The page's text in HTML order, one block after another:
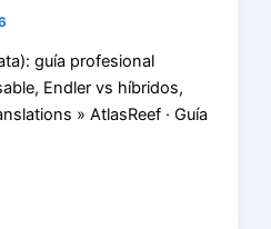
guía profesional
Endler vs híbridos,
» AtlasReef · Guía